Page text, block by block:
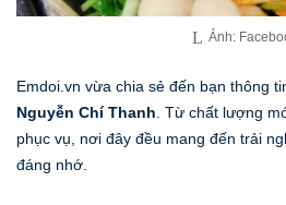
Ảnh:
Emdoi.vn vừa chia sẻ đến bạn thông
Nguyễn Chí Thanh . Từ chất lượng
phục vụ, nơi đây đều mang đến trải
đáng nhớ.